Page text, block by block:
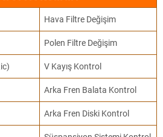
Hava Filtre Değişim
Polen Filtre Değişim
V Kayış Kontrol
Arka Fren Balata Kontrol
Arka Fren Diski Kontrol